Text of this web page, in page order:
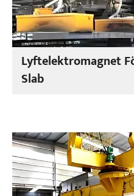
Lyftelektromagnet
Slab